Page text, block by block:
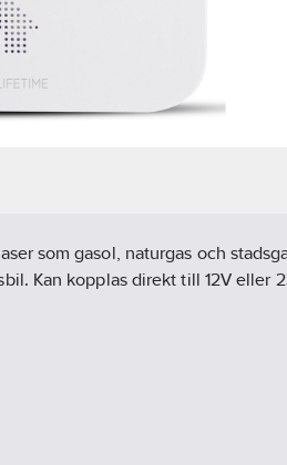
som gasol, naturgas och
Kan kopplas direkt till 12V eller